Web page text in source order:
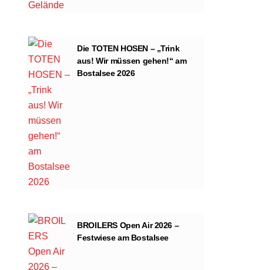
Die TOTEN HOSEN – „Trink
aus! Wir müssen gehen!“ am
Bostalsee 2026
BROILERS Open Air 2026 –
Festwiese am Bostalsee